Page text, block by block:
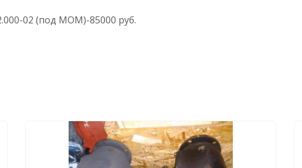
02 (под МОМ)-85000 руб.